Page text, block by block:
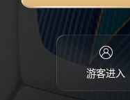
游客进入